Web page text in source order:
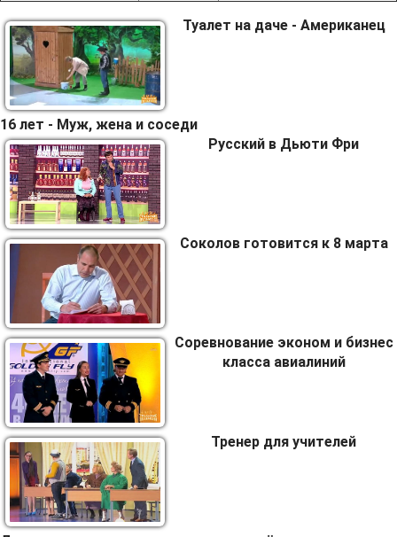
Туалет на даче - Американец
16 лет - Муж, жена и соседи
Русский в Дьюти Фри
Соколов готовится к 8 марта
Соревнование эконом и бизнес
класса авиалиний
Тренер для учителей